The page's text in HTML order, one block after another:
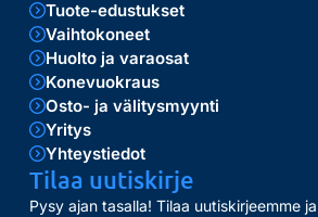
Tuote-edustukset
Vaihtokoneet
Huolto ja varaosat
Konevuokraus
Osto- ja välitysmyynti
Yritys
Yhteystiedot
Tilaa uutiskirje
Pysy ajan tasalla! Tilaa uutiskirjeemme